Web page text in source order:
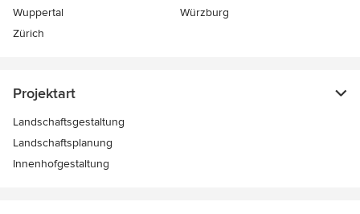
Wuppertal
Würzburg
Zürich
Projektart
Landschaftsgestaltung
Landschaftsplanung
Innenhofgestaltung